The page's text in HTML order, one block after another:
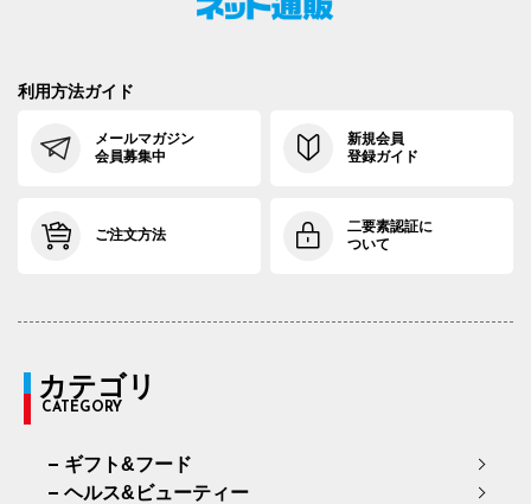
利用方法ガイド
メールマガジン
会員募集中
新規会員
登録ガイド
ご注文方法
二要素認証に
ついて
カテゴリ
CATEGORY
ギフト&フード
ヘルス&ビューティー